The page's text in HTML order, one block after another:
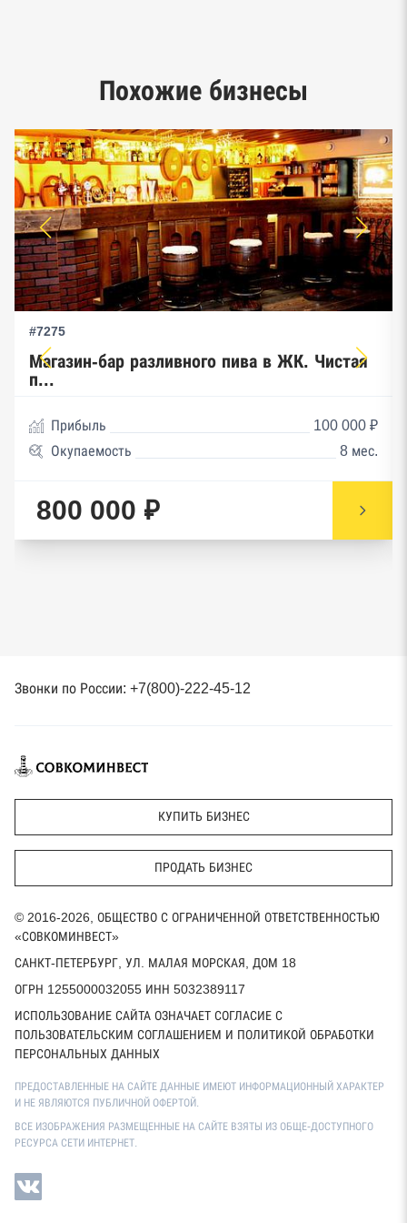
предпринимательства ФНС
Похожие бизнесы
#7275
Магазин-бар разливного пива в ЖК. Чистая
п...
Прибыль
100 000 ₽
Окупаемость
8 мес.
800 000 ₽
Звонки по России: +7(800)-222-45-12
КУПИТЬ БИЗНЕС
ПРОДАТЬ БИЗНЕС
© 2016-2026, ОБЩЕСТВО С ОГРАНИЧЕННОЙ ОТВЕТСТВЕННОСТЬЮ
«СОВКОМИНВЕСТ»
САНКТ-ПЕТЕРБУРГ, УЛ. МАЛАЯ МОРСКАЯ, ДОМ 18
ОГРН 1255000032055 ИНН 5032389117
ИСПОЛЬЗОВАНИЕ САЙТА ОЗНАЧАЕТ СОГЛАСИЕ С
ПОЛЬЗОВАТЕЛЬСКИМ СОГЛАШЕНИЕМ И ПОЛИТИКОЙ ОБРАБОТКИ
ПЕРСОНАЛЬНЫХ ДАННЫХ
ПРЕДОСТАВЛЕННЫЕ НА САЙТЕ ДАННЫЕ ИМЕЮТ ИНФОРМАЦИОННЫЙ ХАРАКТЕР
И НЕ ЯВЛЯЮТСЯ ПУБЛИЧНОЙ ОФЕРТОЙ.
ВСЕ ИЗОБРАЖЕНИЯ РАЗМЕЩЕННЫЕ НА САЙТЕ ВЗЯТЫ ИЗ ОБЩЕ-ДОСТУПНОГО
РЕСУРСА СЕТИ ИНТЕРНЕТ.